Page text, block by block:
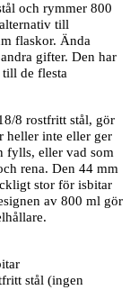
och rymmer 800
till
flaskor. Ända
gifter. Den har
de flesta
8 rostfritt stål, gör
heller inte eller ger
fylls, eller vad som
rena. Den 44 mm
stor för isbitar
av 800 ml gör
stål (ingen